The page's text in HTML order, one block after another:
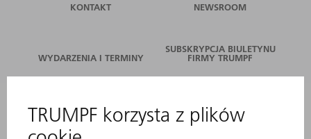
KONTAKT NEWSROOM
WYDARZENIA I TERMINY
SUBSKRYPCJA BIULETYNU
FIRMY TRUMPF
SERWIS ONLINE